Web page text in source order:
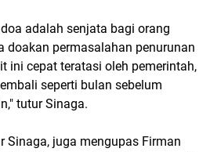
adalah senjata bagi orang
doakan permasalahan penurunan
ini cepat teratasi oleh pemerintah,
seperti bulan sebelum
tutur Sinaga.
Sinaga, juga mengupas Firman